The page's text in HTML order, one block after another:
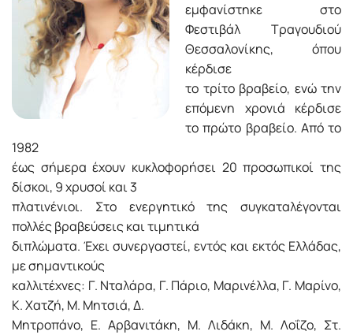
εμφανίστηκε στο
Φεστιβάλ Τραγουδιού
Θεσσαλονίκης, όπου
κέρδισε
το τρίτο βραβείο, ενώ την
επόμενη χρονιά κέρδισε
το πρώτο βραβείο. Από το
1982
έως σήμερα έχουν κυκλοφορήσει 20 προσωπικοί της
δίσκοι, 9 χρυσοί και 3
πλατινένιοι. Στο ενεργητικό της συγκαταλέγονται
πολλές βραβεύσεις και τιμητικά
διπλώματα. Έχει συνεργαστεί, εντός και εκτός Ελλάδας,
με σημαντικούς
καλλιτέχνες: Γ. Νταλάρα, Γ. Πάριο, Μαρινέλλα, Γ. Μαρίνο,
Κ. Χατζή, Μ. Μητσιά, Δ.
Μητροπάνο, Ε. Αρβανιτάκη, Μ. Λιδάκη, Μ. Λοΐζο, Στ.